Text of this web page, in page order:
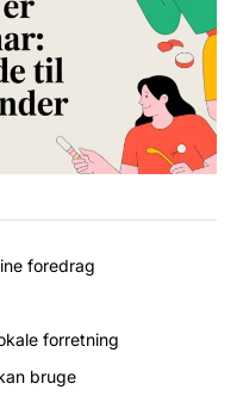
foredrag
forretning
bruge